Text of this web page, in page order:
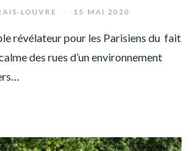
LOUVRE 15 MAI 2020
révélateur pour les Parisiens du fait
des rues d’un environnement